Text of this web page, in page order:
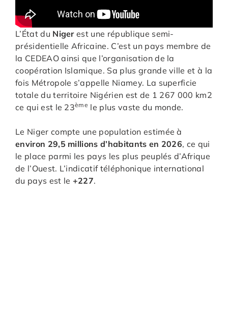
L’État du Nigerest une république semi-
présidentielle Africaine. C’est un pays membre de
la CEDEAO ainsi que l’organisation de la
coopération Islamique. Sa plus grande ville et à la
fois Métropole s’appelle Niamey. La superficie
totale du territoire Nigérien est de 1 267 000 km2
ce qui est le 23ème le plus vaste du monde.
Le Niger compte une population estimée à
environ 29,5 millions d’habitants en 2026, ce qui
le place parmi les pays les plus peuplés d’Afrique
de l’Ouest. L’indicatif téléphonique international
du pays est le +227.